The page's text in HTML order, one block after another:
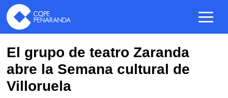
El grupo de teatro Zaranda
abre la Semana cultural de
Villoruela